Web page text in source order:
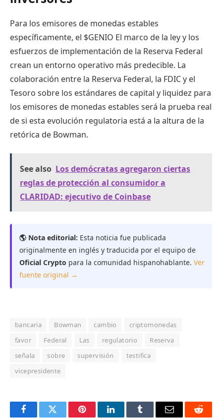
Para los emisores de monedas estables
específicamente, el $GENIO El marco de la ley y los
esfuerzos de implementación de la Reserva Federal
crean un entorno operativo más predecible. La
colaboración entre la Reserva Federal, la FDIC y el
Tesoro sobre los estándares de capital y liquidez para
los emisores de monedas estables será la prueba real
de si esta evolución regulatoria está a la altura de la
retórica de Bowman.
See also Los demócratas agregaron ciertas
reglas de protección al consumidor a
CLARIDAD: ejecutivo de Coinbase
🌎 Nota editorial: Esta noticia fue publicada
originalmente en inglés y traducida por el equipo de
Oficial Crypto para la comunidad hispanohablante. Ver
fuente original →
bancaria Bowman cambio
criptomonedas
favor
Federal Las regulatorio
Reserva
señala
sobre supervisión
testifica
vicepresidente